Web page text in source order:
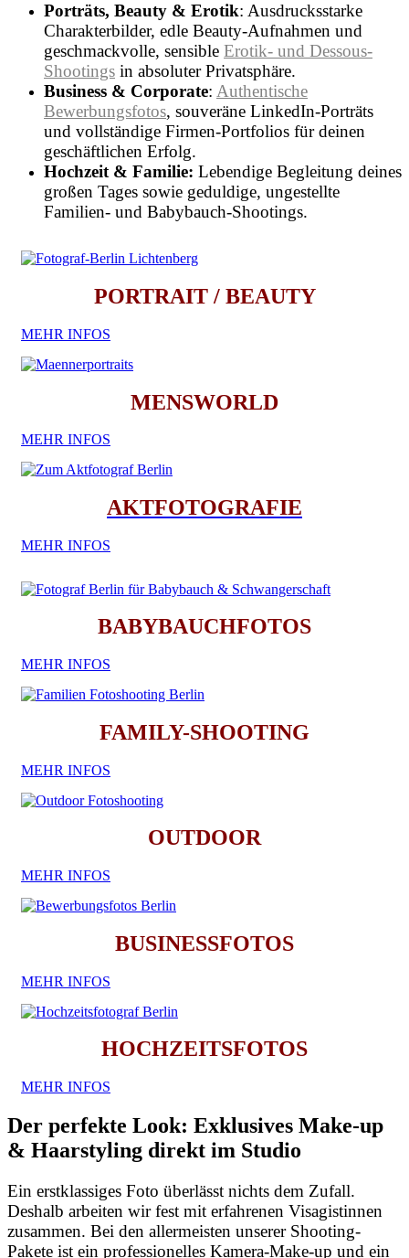
Porträts, Beauty & Erotik: Ausdrucksstarke
Charakterbilder, edle Beauty-Aufnahmen und
geschmackvolle, sensible Erotik- und Dessous-
Shootings in absoluter Privatsphäre.
Business & Corporate: Authentische
Bewerbungsfotos, souveräne LinkedIn-Porträts
und vollständige Firmen-Portfolios für deinen
geschäftlichen Erfolg.
Hochzeit & Familie: Lebendige Begleitung deines
großen Tages sowie geduldige, ungestellte
Familien- und Babybauch-Shootings.
PORTRAIT / BEAUTY
MEHR INFOS
MENSWORLD
MEHR INFOS
AKTFOTOGRAFIE
MEHR INFOS
BABYBAUCHFOTOS
MEHR INFOS
FAMILY-SHOOTING
MEHR INFOS
OUTDOOR
MEHR INFOS
BUSINESSFOTOS
MEHR INFOS
HOCHZEITSFOTOS
MEHR INFOS
Der perfekte Look: Exklusives Make-up
& Haarstyling direkt im Studio
Ein erstklassiges Foto überlässt nichts dem Zufall.
Deshalb arbeiten wir fest mit erfahrenen Visagistinnen
zusammen. Bei den allermeisten unserer Shooting-
Pakete ist ein professionelles Kamera-Make-up und ein